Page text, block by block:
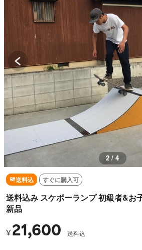
2 / 4
送料込 すぐに購入可
送料込み スケボーランプ 初級者&お
新品
¥ 21,600 送料込